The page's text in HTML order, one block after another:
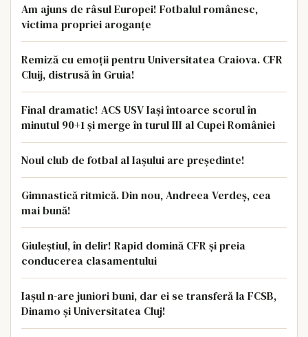
Am ajuns de râsul Europei! Fotbalul românesc,
victima propriei aroganțe
Remiză cu emoții pentru Universitatea Craiova. CFR
Cluij, distrusă în Gruia!
Final dramatic! ACS USV Iași întoarce scorul în
minutul 90+1 și merge în turul III al Cupei României
Noul club de fotbal al Iașului are președinte!
Gimnastică ritmică. Din nou, Andreea Verdeș, cea
mai bună!
Giuleștiul, în delir! Rapid domină CFR și preia
conducerea clasamentului
Iașul n-are juniori buni, dar ei se transferă la FCSB,
Dinamo și Universitatea Cluj!